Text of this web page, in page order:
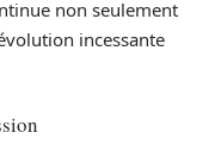
non seulement
incessante